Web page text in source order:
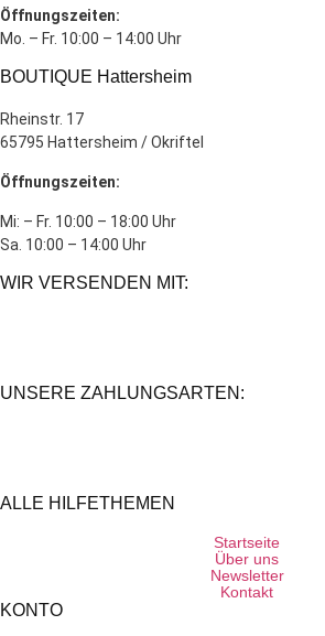
Öffnungszeiten:
Mo. – Fr. 10:00 – 14:00 Uhr
BOUTIQUE Hattersheim
Rheinstr. 17
65795 Hattersheim / Okriftel
Öffnungszeiten:
Mi: – Fr. 10:00 – 18:00 Uhr
Sa. 10:00 – 14:00 Uhr
WIR VERSENDEN MIT:
UNSERE ZAHLUNGSARTEN:
ALLE HILFETHEMEN
Startseite
Über uns
Newsletter
Kontakt
KONTO